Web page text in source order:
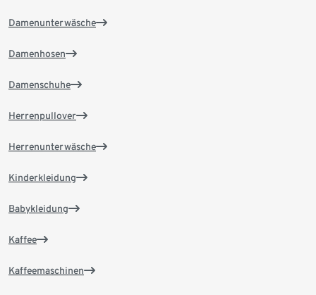
Damenunterwäsche
Damenhosen
Damenschuhe
Herrenpullover
Herrenunterwäsche
Kinderkleidung
Babykleidung
Kaffee
Kaffeemaschinen